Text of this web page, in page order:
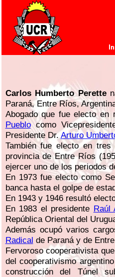
Carlos Humberto Perette
Paraná, Entre Ríos,
Abogado que fue electo en
Pueblocomo
Presidente Dr.Arturo
También fue electo en tres
provincia de Entre Ríos
ejercer uno de los periodos
En 1973 fue electo como
banca hasta el golpe de
En 1943 y 1946 resultó
En 1983 el presidente Raúl
República Oriental del
Además ocupó varios
Radical de Paraná y de
Fervoroso cooperativista
del cooperativismo
construcción del Túnel